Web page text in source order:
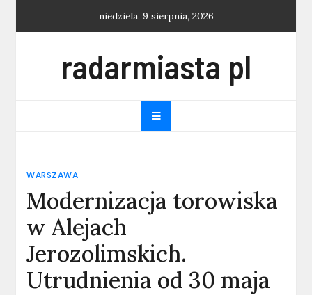
niedziela, 9 sierpnia, 2026
radarmiasta pl
WARSZAWA
Modernizacja torowiska
w Alejach
Jerozolimskich.
Utrudnienia od 30 maja